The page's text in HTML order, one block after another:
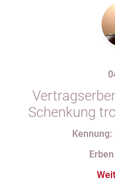
Schenkung
Kennung: